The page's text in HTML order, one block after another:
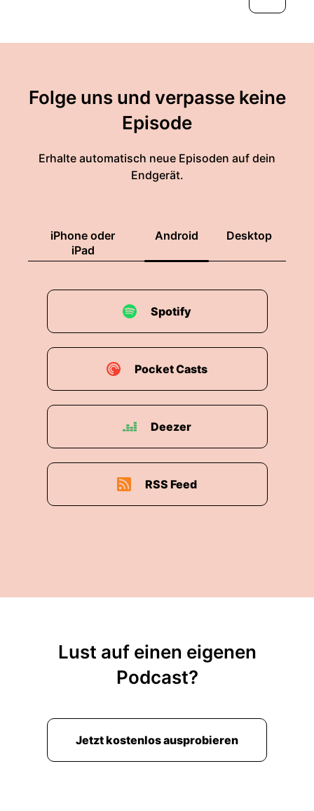
Folge uns und verpasse keine
Episode
Erhalte automatisch neue Episoden auf dein
Endgerät.
iPhone oder
iPad
Android Desktop
Spotify
Pocket Casts
Deezer
RSS Feed
Lust auf einen eigenen
Podcast?
Jetzt kostenlos ausprobieren